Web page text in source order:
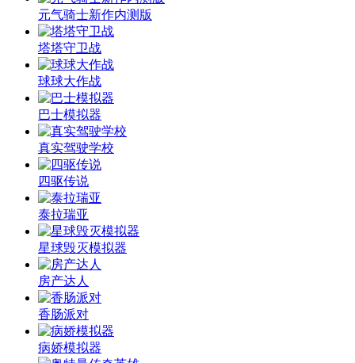
元气骑士新作内测版
塔塔守卫战
球球大作战
巴士模拟器
真实驾驶学校
四驱传说
泰拉瑞亚
星球毁灭模拟器
房产达人
香肠派对
病娇模拟器